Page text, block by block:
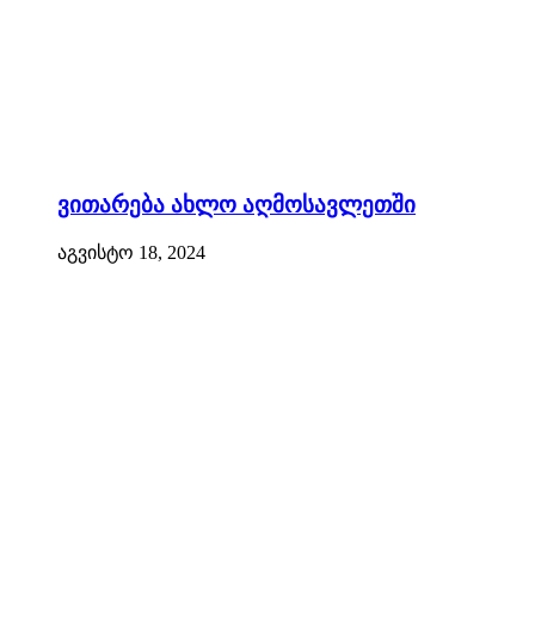
ვითარება ახლო აღმოსავლეთში
აგვისტო 18, 2024